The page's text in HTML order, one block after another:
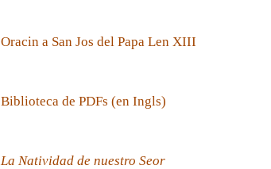
Oracin a San Jos del Papa Len XIII
Biblioteca de PDFs (en Ingls)
La Natividad de nuestro Seor